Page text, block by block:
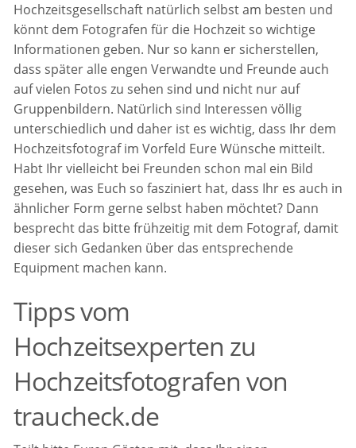
Hochzeitsgesellschaft natürlich selbst am besten und
könnt dem Fotografen für die Hochzeit so wichtige
Informationen geben. Nur so kann er sicherstellen,
dass später alle engen Verwandte und Freunde auch
auf vielen Fotos zu sehen sind und nicht nur auf
Gruppenbildern. Natürlich sind Interessen völlig
unterschiedlich und daher ist es wichtig, dass Ihr dem
Hochzeitsfotograf im Vorfeld Eure Wünsche mitteilt.
Habt Ihr vielleicht bei Freunden schon mal ein Bild
gesehen, was Euch so fasziniert hat, dass Ihr es auch in
ähnlicher Form gerne selbst haben möchtet? Dann
besprecht das bitte frühzeitig mit dem Fotograf, damit
dieser sich Gedanken über das entsprechende
Equipment machen kann.
Tipps vom
Hochzeitsexperten zu
Hochzeitsfotografen von
traucheck.de